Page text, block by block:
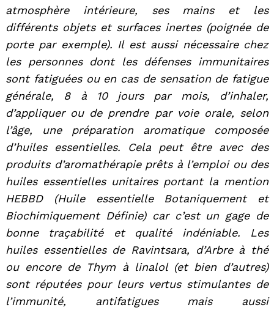
atmosphère intérieure, ses mains et les
différents objets et surfaces inertes (poignée de
porte par exemple). Il est aussi nécessaire chez
les personnes dont les défenses immunitaires
sont fatiguées ou en cas de sensation de fatigue
générale, 8 à 10 jours par mois, d’inhaler,
d’appliquer ou de prendre par voie orale, selon
l’âge, une préparation aromatique composée
d’huiles essentielles. Cela peut être avec des
produits d’aromathérapie prêts à l’emploi ou des
huiles essentielles unitaires portant la mention
HEBBD (Huile essentielle Botaniquement et
Biochimiquement Définie) car c’est un gage de
bonne traçabilité et qualité indéniable. Les
huiles essentielles de Ravintsara, d’Arbre à thé
ou encore de Thym à linalol (et bien d’autres)
sont réputées pour leurs vertus stimulantes de
l’immunité, antifatigues mais aussi